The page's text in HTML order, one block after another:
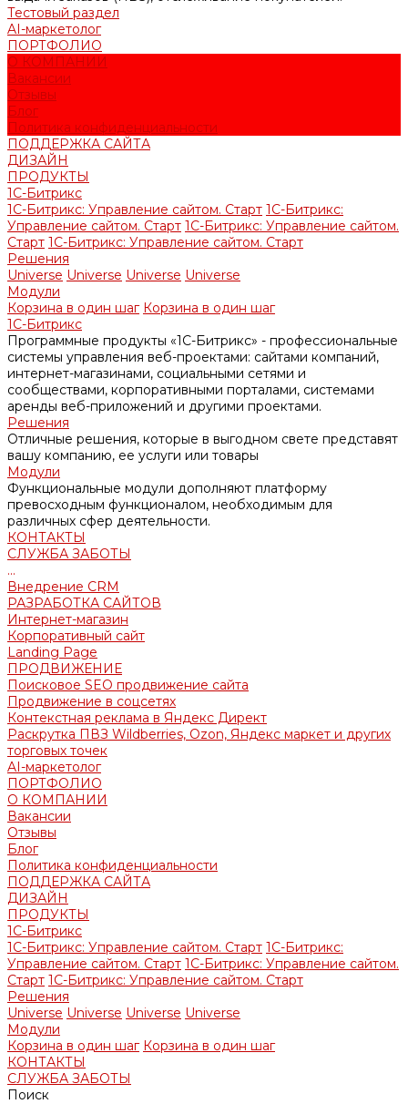
Тестовый раздел
AI-маркетолог
ПОРТФОЛИО
О КОМПАНИИ
Вакансии
Отзывы
Блог
Политика конфиденциальности
ПОДДЕРЖКА САЙТА
ДИЗАЙН
ПРОДУКТЫ
1С-Битрикс
1С-Битрикс: Управление сайтом. Старт 1С-Битрикс:
Управление сайтом. Старт 1С-Битрикс: Управление сайтом.
Старт 1С-Битрикс: Управление сайтом. Старт
Решения
Universe Universe Universe Universe
Модули
Корзина в один шаг Корзина в один шаг
1С-Битрикс
Программные продукты «1С-Битрикс» - профессиональные
системы управления веб-проектами: сайтами компаний,
интернет-магазинами, социальными сетями и
сообществами, корпоративными порталами, системами
аренды веб-приложений и другими проектами.
Решения
Отличные решения, которые в выгодном свете представят
вашу компанию, ее услуги или товары
Модули
Функциональные модули дополняют платформу
превосходным функционалом, необходимым для
различных сфер деятельности.
КОНТАКТЫ
СЛУЖБА ЗАБОТЫ
...
Внедрение CRM
РАЗРАБОТКА САЙТОВ
Интернет-магазин
Корпоративный сайт
Landing Page
ПРОДВИЖЕНИЕ
Поисковое SEO продвижение сайта
Продвижение в соцсетях
Контекстная реклама в Яндекс Директ
Раскрутка ПВЗ Wildberries, Ozon, Яндекс маркет и других
торговых точек
AI-маркетолог
ПОРТФОЛИО
О КОМПАНИИ
Вакансии
Отзывы
Блог
Политика конфиденциальности
ПОДДЕРЖКА САЙТА
ДИЗАЙН
ПРОДУКТЫ
1С-Битрикс
1С-Битрикс: Управление сайтом. Старт 1С-Битрикс:
Управление сайтом. Старт 1С-Битрикс: Управление сайтом.
Старт 1С-Битрикс: Управление сайтом. Старт
Решения
Universe Universe Universe Universe
Модули
Корзина в один шаг Корзина в один шаг
КОНТАКТЫ
СЛУЖБА ЗАБОТЫ
Поиск